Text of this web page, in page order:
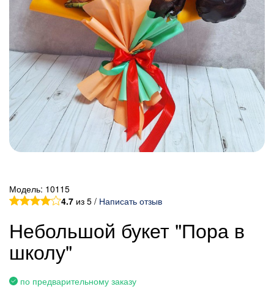
Модель: 10115
4.7 из 5 / Написать отзыв
Небольшой букет "Пора в
школу"
по предварительному заказу